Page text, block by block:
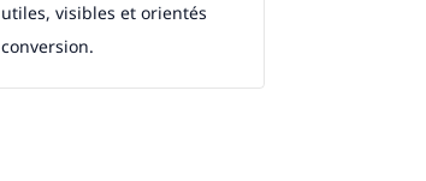
utiles, visibles et orientés
conversion.